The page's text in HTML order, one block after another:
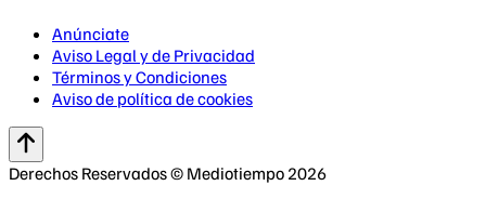
Anúnciate
Aviso Legal y de Privacidad
Términos y Condiciones
Aviso de política de cookies
Derechos Reservados © Mediotiempo 2026